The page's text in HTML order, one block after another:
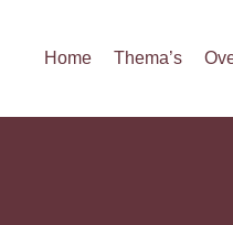
Home Thema’s